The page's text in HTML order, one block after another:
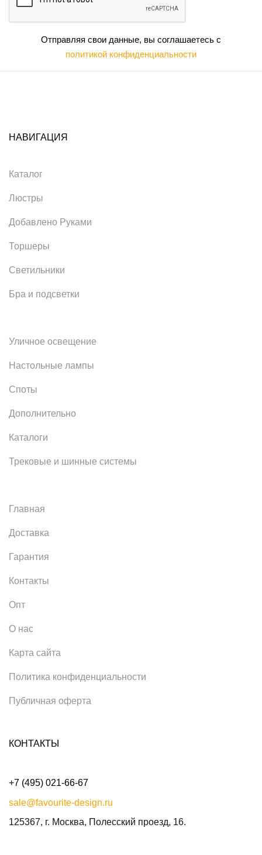
Отправляя свои данные, вы соглашаетесь с
политикой конфиденциальности
НАВИГАЦИЯ
Каталог
Люстры
Добавлено Руками
Торшеры
Светильники
Бра и подсветки
Уличное освещение
Настольные лампы
Споты
Дополнительно
Каталоги
Трековые и шинные системы
Главная
Доставка
Гарантия
Контакты
Опт
О нас
Карта сайта
Политика конфиденциальности
Публичная оферта
КОНТАКТЫ
+7 (495) 021-66-67
sale@favourite-design.ru
125367, г. Москва, Полесский проезд, 16.